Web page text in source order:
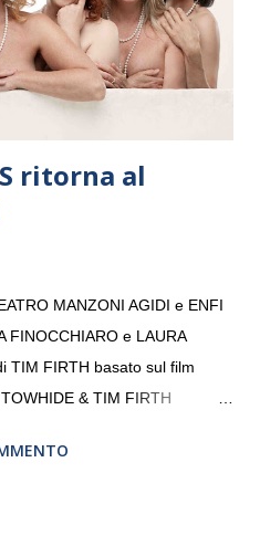
da Kristjan Järvi (affiancato
ritorna al
MANZONI AGIDI e ENFI
FINOCCHIARO e LAURA
TIM FIRTH basato sul film
& TIM FIRTH